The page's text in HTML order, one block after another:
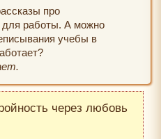
про
для работы. А можно
учебы в
через любовь